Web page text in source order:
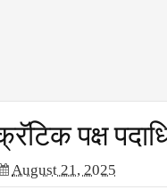
पक्ष
August 21, 2025